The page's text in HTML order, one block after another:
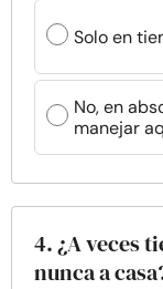
Solo en
No, en
manejar
4. ¿A veces
nunca a